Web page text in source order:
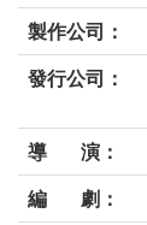
製作公司：
發行公司：
導 演：
編 劇：